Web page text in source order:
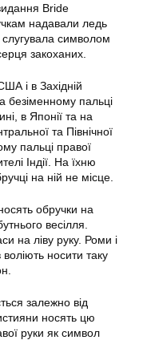
Bride
надавали ледь
символом
закоханих.
і в Західній
безіменному пальці
в Японії та на
та Північної
пальці правої
Індії. На їхню
на ній не місце.
обручки на
весілля.
на ліву руку. Роми і
носити таку
залежно від
носять цю
руки як символ